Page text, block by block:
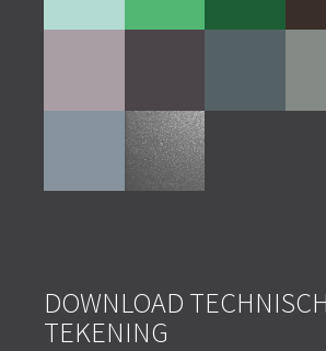
DOWNLOAD
TEKENING